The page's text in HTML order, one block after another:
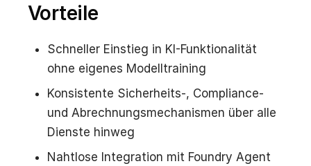
Vorteile
Schneller Einstieg in KI-Funktionalität
ohne eigenes Modelltraining
Konsistente Sicherheits-, Compliance-
und Abrechnungsmechanismen über alle
Dienste hinweg
Nahtlose Integration mit Foundry Agent